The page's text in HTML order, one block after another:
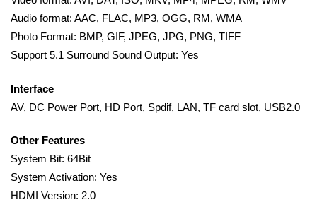
Audio format: AAC, FLAC, MP3, OGG, RM, WMA
Photo Format: BMP, GIF, JPEG, JPG, PNG, TIFF
Support 5.1 Surround Sound Output: Yes
Interface
AV, DC Power Port, HD Port, Spdif, LAN, TF card slot, USB2.0
Other Features
System Bit: 64Bit
System Activation: Yes
HDMI Version: 2.0